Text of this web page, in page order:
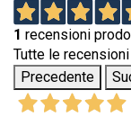
1 recensioni
Tutte le recensioni
Precedente